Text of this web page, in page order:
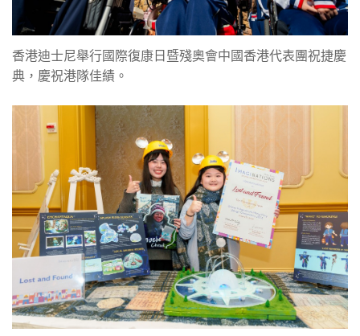
香港迪士尼舉行國際復康日暨殘奧會中國香港代表團祝捷慶
典，慶祝港隊佳績。